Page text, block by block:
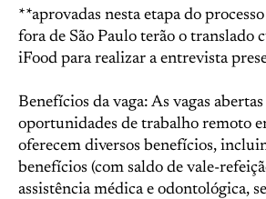
**aprovadas nesta etapa do
fora de São Paulo terão o translado
iFood para realizar a entrevista
Benefícios da vaga: As vagas abertas
oportunidades de trabalho remoto
oferecem diversos benefícios,
benefícios (com saldo de vale-
assistência médica e odontológica,